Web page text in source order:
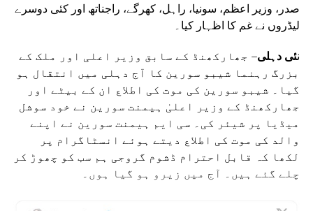
صدر، وزیر اعظم، سونیا، راہل، کھرگے، راجناتھ اور کئی دوسرے
لیڈروں نے غم کا اظہار کیا۔
نئی دہلی– جھارکھنڈ کے سابق وزیر اعلی اور ملک کے
بزرگ رہنما شیبو سورین کا آج دہلی میں انتقال ہو
گیا۔ شیبو سورین کی موت کی اطلاع ان کے بیٹے اور
جھارکھنڈ کے وزیر اعلیٰ ہیمنت سورین نے خود سوشل
میڈیا پر شیئر کی۔ سی ایم ہیمنت سورین نے اپنے
والد کی موت کی اطلاع دیتے ہوئے انسٹاگرام پر
لکھا کہ قابل احترام ڈشوم گروجی ہم سب کو چھوڑ کر
چلے گئے ہیں۔ آج میں زیرو ہو گیا ہوں۔